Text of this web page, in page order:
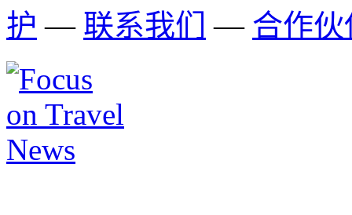
护 — 联系我们 — 合作伙